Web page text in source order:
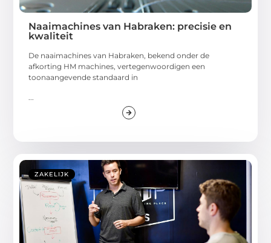
Naaimachines van Habraken: precisie en
kwaliteit
De naaimachines van Habraken, bekend onder de
afkorting HM machines, vertegenwoordigen een
toonaangevende standaard in
ZAKELIJK